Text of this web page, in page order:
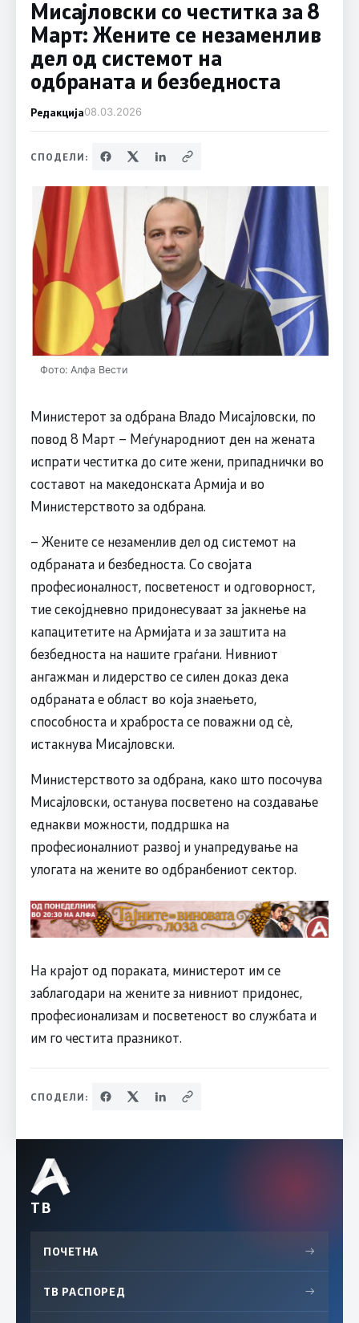
Мисајловски со честитка за 8
Март: Жените се незаменлив
дел од системот на
одбраната и безбедноста
Редакција08.03.2026
СПОДЕЛИ:
Фото: Алфа Вести
Министерот за одбрана Владо Мисајловски, по
повод 8 Март – Меѓународниот ден на жената
испрати честитка до сите жени, припаднички во
составот на македонската Армија и во
Министерството за одбрана.
– Жените се незаменлив дел од системот на
одбраната и безбедноста. Со својата
професионалност, посветеност и одговорност,
тие секојдневно придонесуваат за јакнење на
капацитетите на Армијата и за заштита на
безбедноста на нашите граѓани. Нивниот
ангажман и лидерство се силен доказ дека
одбраната е област во која знаењето,
способноста и храброста се поважни од сѐ,
истакнува Мисајловски.
Министерството за одбрана, како што посочува
Мисајловски, останува посветено на создавање
еднакви можности, поддршка на
професионалниот развој и унапредување на
улогата на жените во одбранбениот сектор.
На крајот од пораката, министерот им се
заблагодари на жените за нивниот придонес,
професионализам и посветеност во службата и
им го честита празникот.
СПОДЕЛИ:
ТВ
ПОЧЕТНА →
ТВ РАСПОРЕД →